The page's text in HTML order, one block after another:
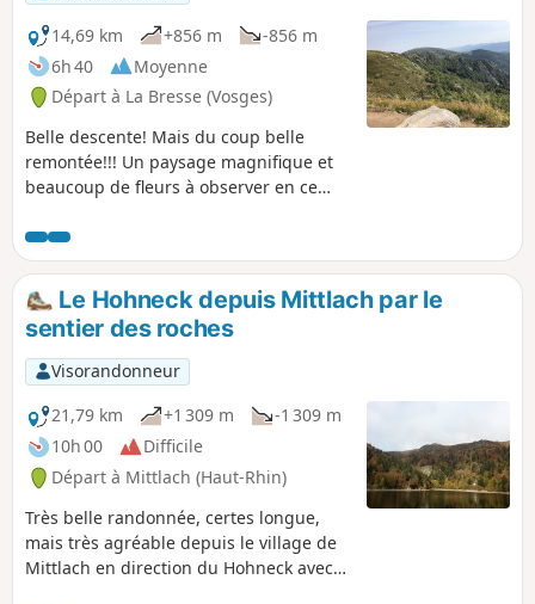
14,69 km
+856 m
-856 m
6h 40
Moyenne
Départ à La Bresse (Vosges)
Belle descente! Mais du coup belle
remontée!!! Un paysage magnifique et
beaucoup de fleurs à observer en ce
produits locaux à la ferme auberge de
Steinwasen...
Le Hohneck depuis Mittlach par le
sentier des roches
Visorandonneur
21,79 km
+1 309 m
-1 309 m
10h 00
Difficile
Départ à Mittlach (Haut-Rhin)
Très belle randonnée, certes longue,
mais très agréable depuis le village de
Mittlach en direction du Hohneck avec